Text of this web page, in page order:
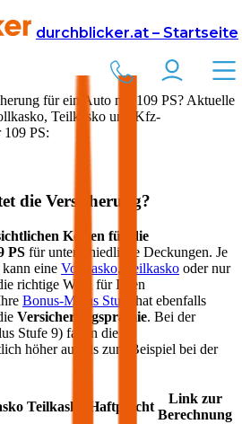
durchblicker.at – Startseite
PS in Österreich
für ein Auto mit 109 PS? Aktuelle
Teilkasko und Kfz-
109 PS:
die Versicherung?
Kosten für die
PS für unterschiedliche Deckungen. Je
eine Vollkasko, Teilkasko oder nur
richtige Wahl für Ihren
Bonus-Malus Stufe
hat ebenfalls
Versicherungsprämie. Bei der
Stufe 9) fallen die
höher aus als zum Beispiel bei der
Teilkasko Haftpflicht
Link zur
Berechnung